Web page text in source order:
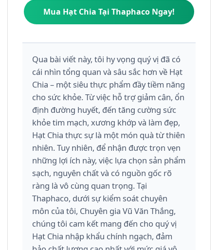
Mua Hạt Chia Tại Thaphaco Ngay!
Qua bài viết này, tôi hy vọng quý vị đã có
cái nhìn tổng quan và sâu sắc hơn về Hạt
Chia – một siêu thực phẩm đầy tiềm năng
cho sức khỏe. Từ việc hỗ trợ giảm cân, ổn
định đường huyết, đến tăng cường sức
khỏe tim mạch, xương khớp và làm đẹp,
Hạt Chia thực sự là một món quà từ thiên
nhiên. Tuy nhiên, để nhận được trọn vẹn
những lợi ích này, việc lựa chọn sản phẩm
sạch, nguyên chất và có nguồn gốc rõ
ràng là vô cùng quan trọng. Tại
Thaphaco, dưới sự kiểm soát chuyên
môn của tôi, Chuyên gia Vũ Văn Thắng,
chúng tôi cam kết mang đến cho quý vị
Hạt Chia nhập khẩu chính ngạch, đảm